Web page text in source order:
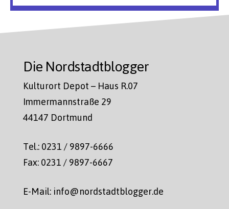
Die Nordstadtblogger
Kulturort Depot – Haus R.07
Immermannstraße 29
44147 Dortmund
Tel.: 0231 / 9897-6666
Fax: 0231 / 9897-6667
E-Mail: info@nordstadtblogger.de